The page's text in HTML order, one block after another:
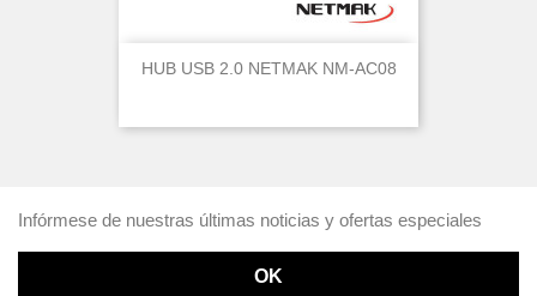
HUB USB 2.0 NETMAK NM-AC08
Infórmese de nuestras últimas noticias y ofertas especiales